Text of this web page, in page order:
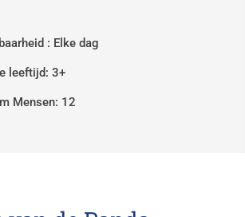
: Elke dag
leeftijd: 3+
Mensen: 12